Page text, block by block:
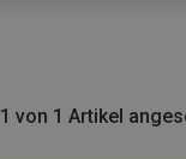
1 von 1 Artikel